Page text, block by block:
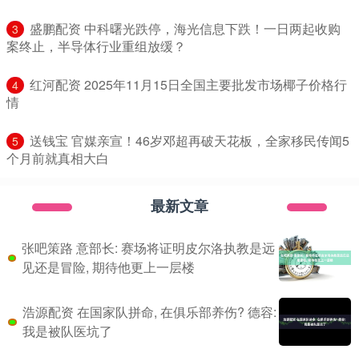
3
​盛鹏配资 中科曙光跌停，海光信息下跌！一日两起收购
案终止，半导体行业重组放缓？
4
​红河配资 2025年11月15日全国主要批发市场椰子价格行
情
5
​送钱宝 官媒亲宣！46岁邓超再破天花板，全家移民传闻5
个月前就真相大白
最新文章
张吧策路 意部长: 赛场将证明皮尔洛执教是远
见还是冒险, 期待他更上一层楼
浩源配资 在国家队拼命, 在俱乐部养伤? 德容:
我是被队医坑了